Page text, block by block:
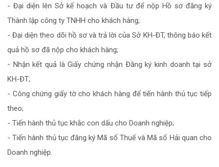
- Đại diện lên Sở kế hoạch và Đầu tư để nộp Hồ sơ đăng ký
Thành lập công ty TNHH cho khách hàng;
- Đại diện theo dõi hồ sơ và trả lời của Sở KH-ĐT, thông báo kết
quả hồ sơ đã nộp cho khách hàng;
- Nhận kết quả là Giấy chứng nhận Đăng ký kinh doanh tại sở
KH-ĐT;
- Công chứng giấy tờ cho khách hàng để tiến hành thủ tục tiếp
theo;
- Tiến hành thủ tục khắc con dấu cho Doanh nghiệp;
- Tiến hành thủ tục đăng ký Mã số Thuế và Mã số Hải quan cho
Doanh nghiệp.